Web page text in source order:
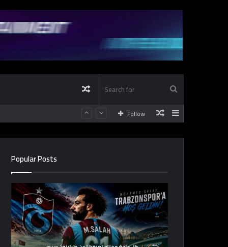
for
Random
Article
Random
Follow
Popular Posts